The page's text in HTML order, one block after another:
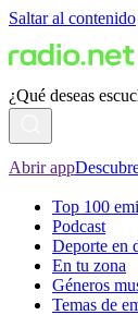
Saltar al contenido
¿Qué deseas
Abrir app
Top 100
Podcast
Deporte en
En tu zona
Géneros
Temas de